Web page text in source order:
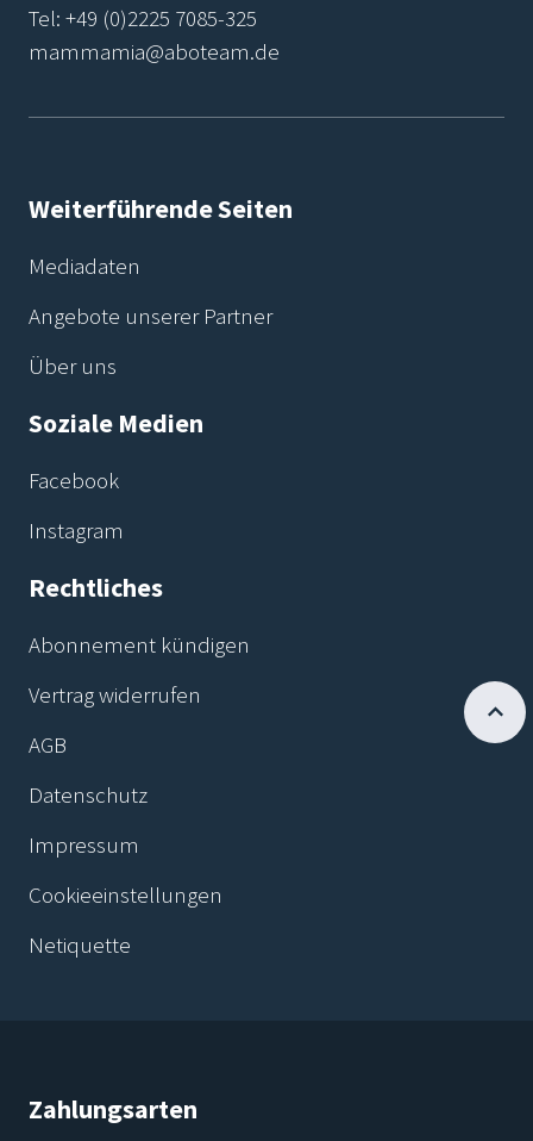
Tel: +49 (0)2225 7085-325
mammamia@aboteam.de
Weiterführende Seiten
Mediadaten
Angebote unserer Partner
Über uns
Soziale Medien
Facebook
Instagram
Rechtliches
Abonnement kündigen
Vertrag widerrufen
AGB
Datenschutz
Impressum
Cookieeinstellungen
Netiquette
Zahlungsarten